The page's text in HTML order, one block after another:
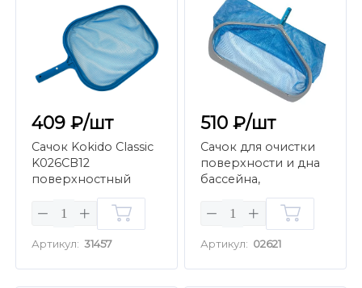
409 ₽/шт
Сачок Kokido Classic
K026CB12
поверхностный
Артикул: 31457
510 ₽/шт
Сачок для очистки
поверхности и дна
бассейна,
крепление зажим,
алюминиевый
Артикул: 02621